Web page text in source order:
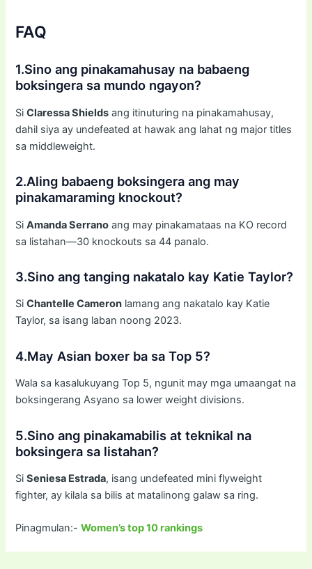
FAQ
1.Sino ang pinakamahusay na babaeng
boksingera sa mundo ngayon?
SiClaressa Shields ang itinuturing na pinakamahusay,
dahil siya ay undefeated at hawak ang lahat ng major titles
sa middleweight.
2.Aling babaeng boksingera ang may
pinakamaraming knockout?
SiAmanda Serrano ang may pinakamataas na KO record
sa listahan—30 knockouts sa 44 panalo.
3.Sino ang tanging nakatalo kay Katie Taylor?
SiChantelle Cameron lamang ang nakatalo kay Katie
Taylor, sa isang laban noong 2023.
4.May Asian boxer ba sa Top 5?
Wala sa kasalukuyang Top 5, ngunit may mga umaangat na
boksingerang Asyano sa lower weight divisions.
5.Sino ang pinakamabilis at teknikal na
boksingera sa listahan?
SiSeniesa Estrada, isang undefeated mini flyweight
fighter, ay kilala sa bilis at matalinong galaw sa ring.
Pinagmulan:-Women’s top 10 rankings